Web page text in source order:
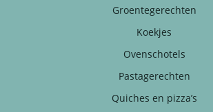
Groentegerechten
Koekjes
Ovenschotels
Pastagerechten
Quiches en pizza’s